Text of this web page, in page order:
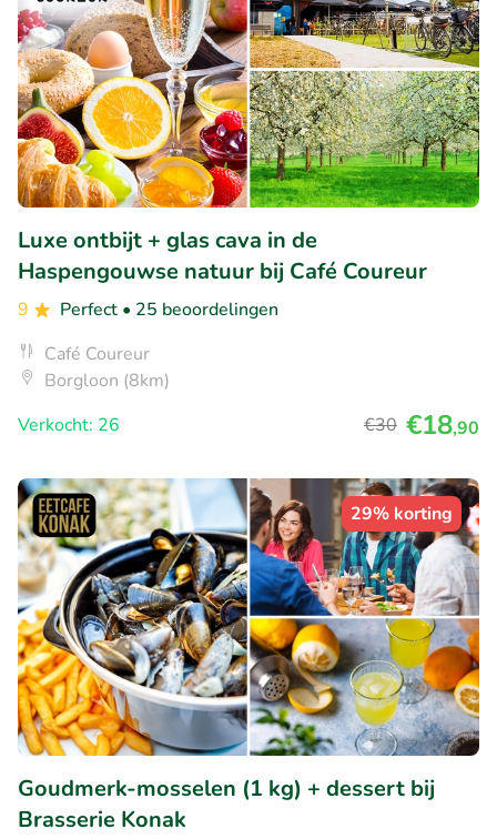
Luxe ontbijt + glas cava in de
Haspengouwse natuur bij Café Coureur
9 Perfect • 25 beoordelingen
Café Coureur
Borgloon (8km)
Verkocht: 26
€30 €18,90
29% korting
Goudmerk-mosselen (1 kg) + dessert bij
Brasserie Konak